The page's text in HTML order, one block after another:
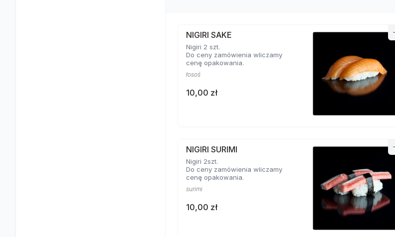
NIGIRI SAKE
Nigiri 2 szt.
Do ceny zamówienia wliczamy
cenę opakowania.
łosoś
10,00 zł
NIGIRI SURIMI
Nigiri 2szt.
Do ceny zamówienia wliczamy
cenę opakowania.
surimi
10,00 zł